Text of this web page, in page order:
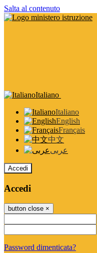
Salta al contenuto
Italiano
Italiano
English
Français
中文
عربى
Accedi
Accedi
button close ×
Password dimenticata?